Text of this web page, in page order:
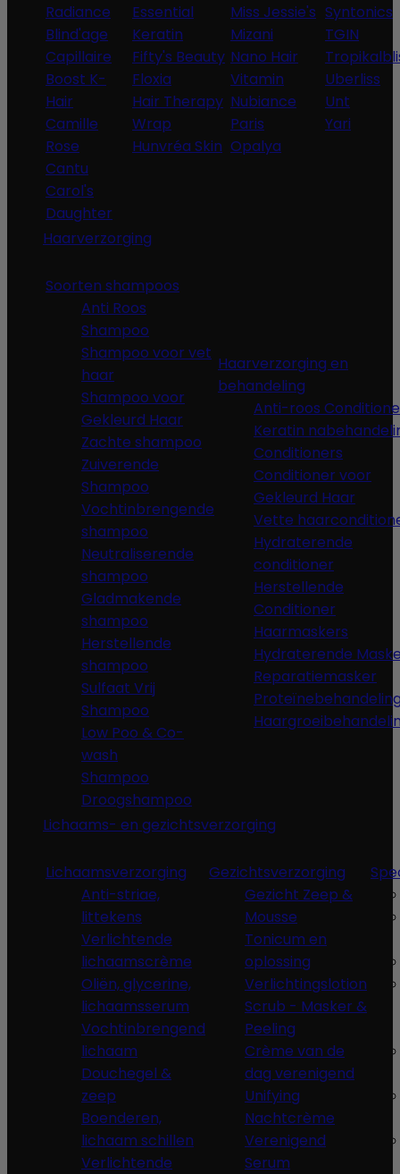
Radiance
Blind'age
Capillaire
Boost K-
Hair
Camille
Rose
Cantu
Carol's
Daughter
Essential
Keratin
Fifty's Beauty
Floxia
Hair Therapy
Wrap
Hunvréa Skin
Miss Jessie's
Mizani
Nano Hair
Vitamin
Nubiance
Paris
Opalya
Syntonics
TGIN
Uberliss
Unt
Yari
Haarverzorging
Soorten shampoos
Anti Roos
Shampoo
Shampoo voor vet
haar
Shampoo voor
Gekleurd Haar
Zachte shampoo
Zuiverende
Shampoo
Vochtinbrengende
shampoo
Neutraliserende
shampoo
Gladmakende
shampoo
Herstellende
shampoo
Sulfaat Vrij
Shampoo
Low Poo & Co-
wash
Shampoo
Droogshampoo
Haarverzorging en
behandeling
Anti-roos
Keratin
Conditioners
Conditioner voor
Gekleurd Haar
Vette
Hydraterende
conditioner
Herstellende
Conditioner
Haarmaskers
Hydraterende
Reparatiemasker
Lichaams- en gezichtsverzorging
Lichaamsverzorging
Anti-striae,
littekens
Verlichtende
lichaamscrème
Oliën, glycerine,
lichaamsserum
Vochtinbrengend
lichaam
Douchegel &
zeep
Boenderen,
lichaam schillen
Verlichtende
Gezichtsverzorging
Gezicht Zeep &
Mousse
Tonicum en
oplossing
Verlichtingslotion
Scrub - Masker &
Peeling
Crème van de
dag verenigend
Unifying
Nachtcrème
Verenigend
Serum